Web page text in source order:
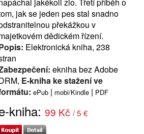
jak se jeden pes stal snadno
překážkou v
dědickém řízení.
Elektronická kniha, 238
ekniha bez Adobe
E-kniha ke stažení ve
ePub | mobi/Kindle | PDF
kniha: 99 Kč / 5 €